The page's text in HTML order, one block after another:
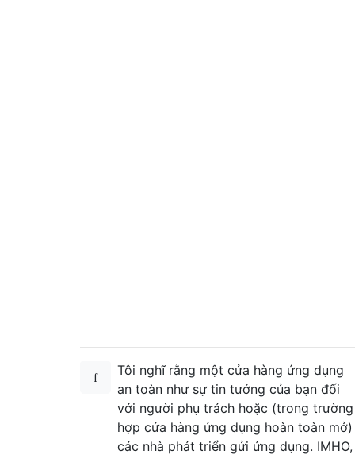
Tôi nghĩ rằng một cửa hàng ứng dụng
an toàn như sự tin tưởng của bạn đối
với người phụ trách hoặc (trong trường
hợp cửa hàng ứng dụng hoàn toàn mở)
các nhà phát triển gửi ứng dụng. IMHO,